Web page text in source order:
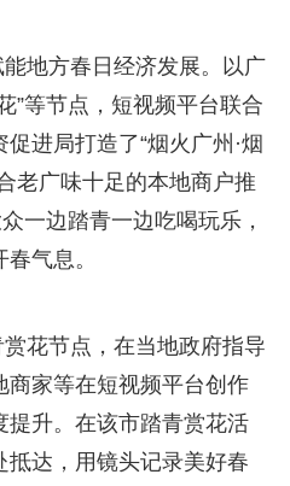
地方春日经济发展。以广
”等节点，短视频平台联合
进局打造了“烟火广州·烟
老广味十足的本地商户推
一边踏青一边吃喝玩乐，
气息。
花节点，在当地政府指导
商家等在短视频平台创作
提升。在该市踏青赏花活
达，用镜头记录美好春